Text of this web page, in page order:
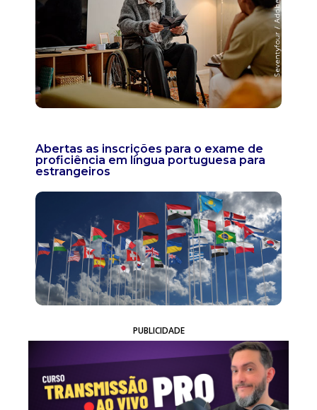
Abertas as inscrições para o exame de
proficiência em língua portuguesa para
estrangeiros
PUBLICIDADE